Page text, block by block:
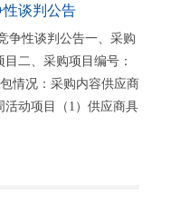
谈判公告
争性谈判公告一、采购
二、采购项目编号：
情况：采购内容供应商
活动项目（1）供应商具